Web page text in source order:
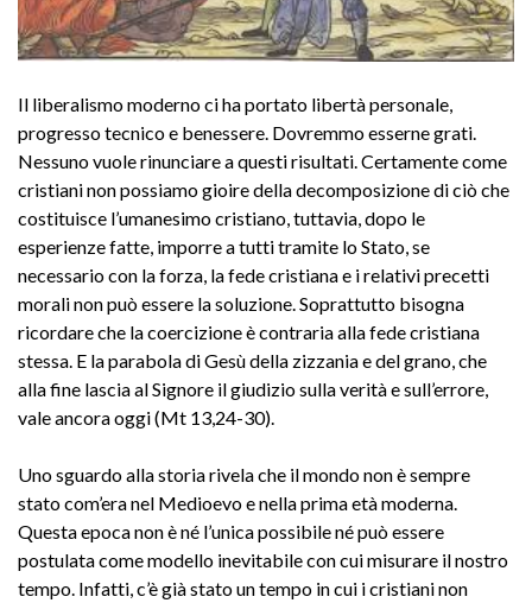
Il liberalismo moderno ci ha portato libertà personale,
progresso tecnico e benessere. Dovremmo esserne grati.
Nessuno vuole rinunciare a questi risultati. Certamente come
cristiani non possiamo gioire della decomposizione di ciò che
costituisce l’umanesimo cristiano, tuttavia, dopo le
esperienze fatte, imporre a tutti tramite lo Stato, se
necessario con la forza, la fede cristiana e i relativi precetti
morali non può essere la soluzione. Soprattutto bisogna
ricordare che la coercizione è contraria alla fede cristiana
stessa. E la parabola di Gesù della zizzania e del grano, che
alla fine lascia al Signore il giudizio sulla verità e sull’errore,
vale ancora oggi (Mt 13,24-30).
Uno sguardo alla storia rivela che il mondo non è sempre
stato com’era nel Medioevo e nella prima età moderna.
Questa epoca non è né l’unica possibile né può essere
postulata come modello inevitabile con cui misurare il nostro
tempo. Infatti, c’è già stato un tempo in cui i cristiani non